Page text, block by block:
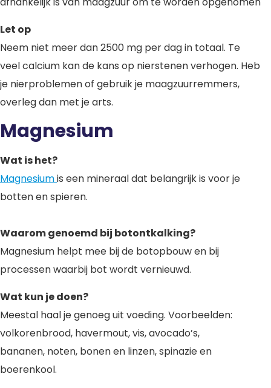
Let op
Neem niet meer dan 2500 mg per dag in totaal. Te
veel calcium kan de kans op nierstenen verhogen. Heb
je nierproblemen of gebruik je maagzuurremmers,
overleg dan met je arts.
Magnesium
Wat is het?
Magnesiumis een mineraal dat belangrijk is voor je
botten en spieren.
Waarom genoemd bij botontkalking?
Magnesium helpt mee bij de botopbouw en bij
processen waarbij bot wordt vernieuwd.
Wat kun je doen?
Meestal haal je genoeg uit voeding. Voorbeelden:
volkorenbrood, havermout, vis, avocado’s,
bananen, noten, bonen en linzen, spinazie en
boerenkool.